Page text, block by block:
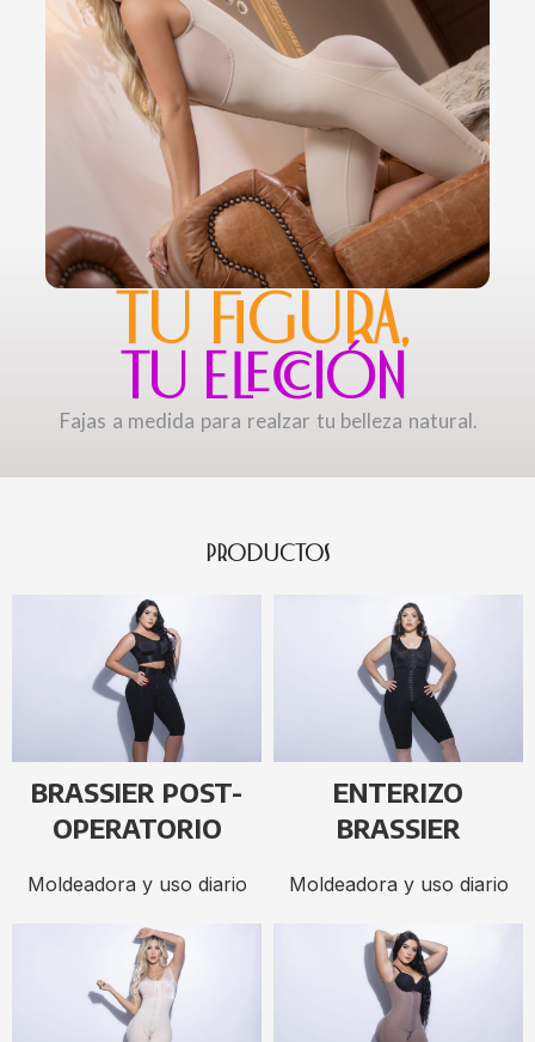
TU FIGURA,
TU ELECCIÓN
Fajas a medida para realzar tu belleza natural.
PRODUCTOS
BRASSIER POST-
OPERATORIO
Moldeadora y uso diario
ENTERIZO
BRASSIER
Moldeadora y uso diario